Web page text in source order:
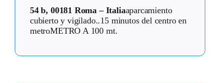
54 b, 00181 Roma – Italiaaparcamiento
cubierto y vigilado..15 minutos del centro en
metroMETRO A 100 mt.